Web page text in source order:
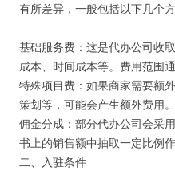
有所差异，一般包括以下几个方
基础服务费：这是代办公司收
成本、时间成本等。费用范围
特殊项目费：如果商家需要额
策划等，可能会产生额外费用。
佣金分成：部分代办公司会采
书上的销售额中抽取一定比例作
二、入驻条件